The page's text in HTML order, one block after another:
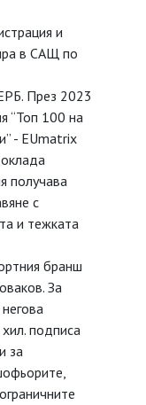
и
в САЩ по
През 2023
“Топ 100 на
- EUmatrix
получава
с
и тежката
бранш
За
подписа
за